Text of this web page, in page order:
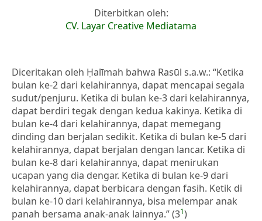
Diterbitkan oleh:
CV. Layar Creative Mediatama
Diceritakan oleh Ḥalīmah bahwa Rasūl s.a.w.: “Ketika
bulan ke-2 dari kelahirannya, dapat mencapai segala
sudut/penjuru. Ketika di bulan ke-3 dari kelahirannya,
dapat berdiri tegak dengan kedua kakinya. Ketika di
bulan ke-4 dari kelahirannya, dapat memegang
dinding dan berjalan sedikit. Ketika di bulan ke-5 dari
kelahirannya, dapat berjalan dengan lancar. Ketika di
bulan ke-8 dari kelahirannya, dapat menirukan
ucapan yang dia dengar. Ketika di bulan ke-9 dari
kelahirannya, dapat berbicara dengan fasih. Ketik di
bulan ke-10 dari kelahirannya, bisa melempar anak
panah bersama anak-anak lainnya.” (31)